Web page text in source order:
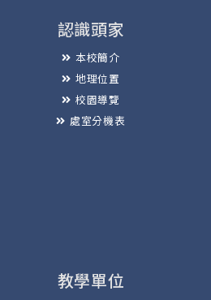
認識頭家
本校簡介
地理位置
校園導覽
處室分機表
教學單位